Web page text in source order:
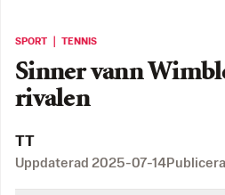
SPORT ｜ TENNIS
Sinner vann
rivalen
TT
Uppdaterad 2025-07-14